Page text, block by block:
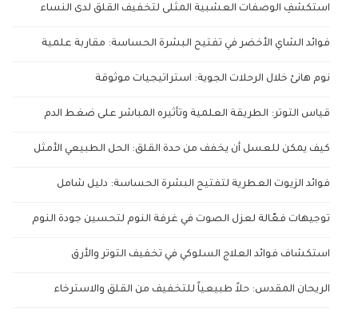
استكشفِ الوصفات العشبية المثلى لتخفيف القلق لدى النساء
فوائد الشاي الأخضر في تفتيح البشرة الحساسة: مقاربة علمية
نوم هانئ خلال الرحلات الجوية: استراتيجيات موثوقة
قياس التوتر: الطريقة العلمية وتأثيره المباشر على ضغط الدم
كيف يمكن للعسل أن يخفف من حدة القلق: الحل الطبيعي الأمثل
فوائد الزيوت العطرية لتفتيح البشرة الحساسة: دليل شامل
توجيهات فعّالة لعزل الصوت في غرفة النوم لتحسين جودة النوم
استكشاف فوائد العلاج السلوكي في تخفيف التوتر والأرق
الريحان المقدس: حلاً طبيعياً للتخفيف من القلق والاسترخاء